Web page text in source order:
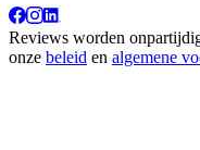
Reviews worden
onze beleid en algemene